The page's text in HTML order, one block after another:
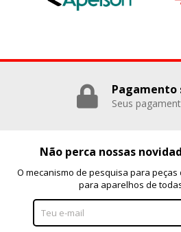
Pagamento
Seus
Não perca nossas
O mecanismo de pesquisa para
para aparelhos de